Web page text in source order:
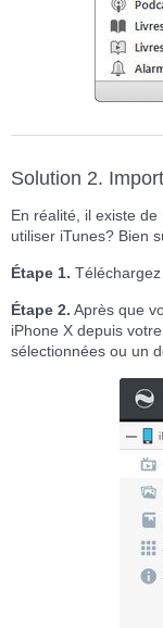
Solution 2.
En réalité, il existe
utiliser iTunes? Bien
Étape 1.
Étape 2. Après que
iPhone X depuis
sélectionnées ou un